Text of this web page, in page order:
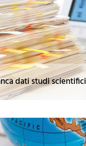
dati studi scientifici